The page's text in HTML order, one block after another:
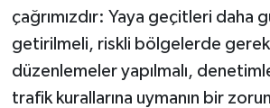
çağrımızdır: Yaya geçitleri daha
getirilmeli, riskli bölgelerde
düzenlemeler yapılmalı,
trafik kurallarına uymanın bir